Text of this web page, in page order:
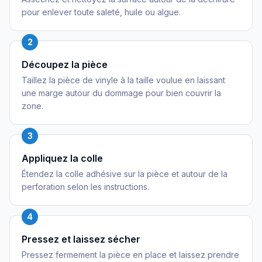
pour enlever toute saleté, huile ou algue.
2
Découpez la pièce
Taillez la pièce de vinyle à la taille voulue en laissant
une marge autour du dommage pour bien couvrir la
zone.
3
Appliquez la colle
Étendez la colle adhésive sur la pièce et autour de la
perforation selon les instructions.
4
Pressez et laissez sécher
Pressez fermement la pièce en place et laissez prendre